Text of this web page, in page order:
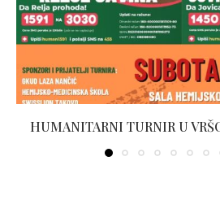
HUMANITARNI TURNIR U